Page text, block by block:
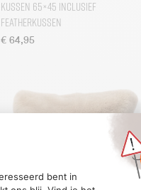
Kussen 65×45 inclusief
Featherkussen
€ 64,95